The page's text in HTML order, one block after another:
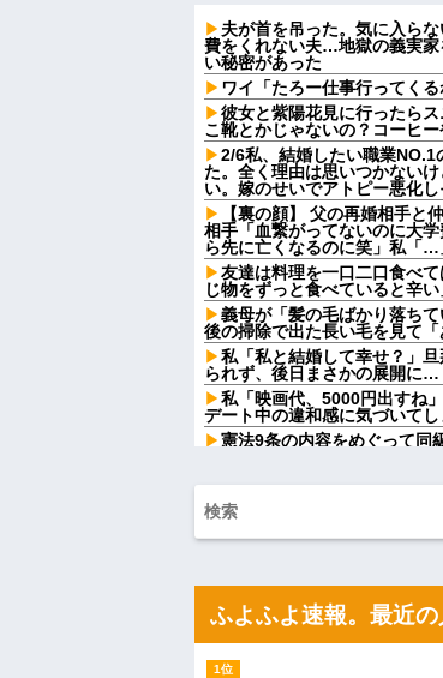
夫が首を吊った。気に入ら
費をくれない夫…地獄の義実
い秘密があった
ワイ「たろー仕事行ってく
彼女と紫陽花見に行ったら
こ靴とかじゃないの？コーヒ
2/6私、結婚したい職業NO.1
た。全く理由は思いつかない
い。嫁のせいでアトピー悪化
【裏の顔】 父の再婚相手
相手「血繋がってないのに大
ら先に亡くなるのに笑」私「…
友達は料理を一口二口食べ
じ物をずっと食べていると辛
義母が「髪の毛ばかり落ち
後の掃除で出た長い毛を見て
私「私と結婚して幸せ？」
られず、後日まさかの展開に…
私「映画代、5000円出すね
デート中の違和感に気づいて
憲法9条の内容をめぐって同
【しまった…】 コトメに追
のエリア)には絶対に上がらな
が...
ATMで俺が暗証番号を入力
女がこちらに荷物をばらまき
チー牛「デブの事豚丼って
【悲報】「美人すぎる県警
【衝撃】葬儀屋「火葬プラ
答)」→結果ァw w w w w w w
ふよふよ速報。最近